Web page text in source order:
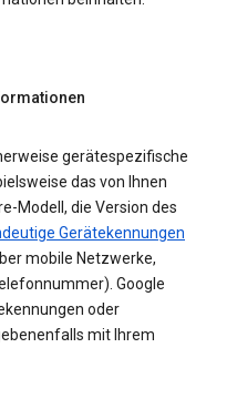
gerätespezifische
das von Ihnen
Modell, die Version des
Gerätekennungen
mobile Netzwerke,
Google
oder
mit Ihrem